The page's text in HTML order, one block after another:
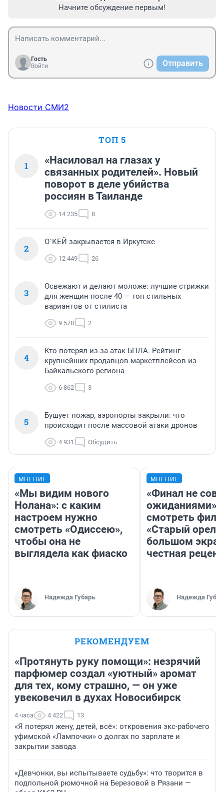
Начните обсуждение первым!
Гость
Войти
Отправить
Новости СМИ2
ТОП 5
1
«Насиловал на глазах у
связанных родителей». Новый
поворот в деле убийства
россиян в Таиланде
14 235 8
2
О`КЕЙ закрывается в Иркутске
12 449 26
3
Освежают и делают моложе: лучшие стрижки
для женщин после 40 — топ стильных
вариантов от стилиста
9 578 2
4
Кто потерял из-за атак БПЛА. Рейтинг
крупнейших продавцов маркетплейсов из
Байкальского региона
6 862 3
5
Бушует пожар, аэропорты закрыли: что
происходит после массовой атаки дронов
4 931 Обсудить
МНЕНИЕ
«Мы видим нового
Нолана»: с каким
настроем нужно
смотреть «Одиссею»,
чтобы она не
выглядела как фиаско
Надежда Губарь
МНЕНИЕ
«Финал не
ожиданиями»:
смотреть
«Старый орел»
большом
честная
Надежда
РЕКОМЕНДУЕМ
«Протянуть руку помощи»: незрячий
парфюмер создал «уютный» аромат
для тех, кому страшно, — он уже
увековечил в духах Новосибирск
4 часа 4 422 13
«Я потерял жену, детей, всё»: откровения экс-рабочего
уфимской «Лампочки» о долгах по зарплате и
закрытии завода
«Девчонки, вы испытываете судьбу»: что творится в
подпольной рюмочной на Березовой в Рязани —